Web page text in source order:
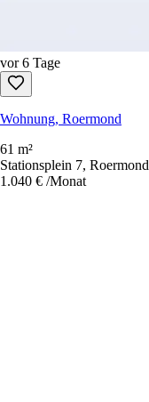
vor 6 Tage
Wohnung, Roermond
61 m²
Stationsplein 7, Roermond
1.040 € /Monat